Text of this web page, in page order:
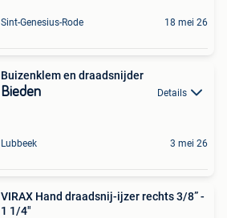
Sint-Genesius-Rode 18 mei 26
Buizenklem en draadsnijder
Bieden Details
Lubbeek 3 mei 26
VIRAX Hand draadsnij-ijzer rechts 3/8” -
1 1/4"